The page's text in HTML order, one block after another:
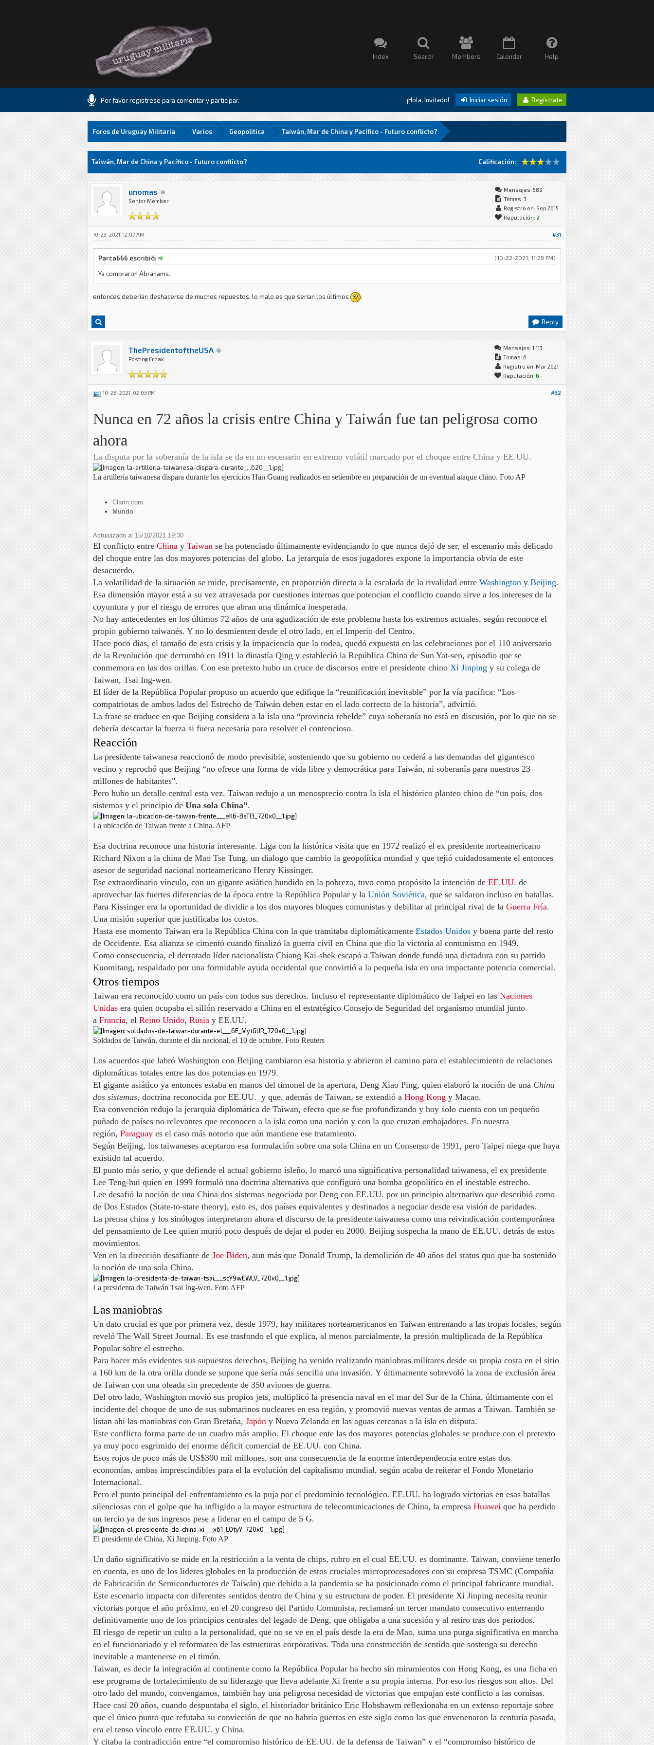
Index Search Members Calendar Help
Por favor registrese para comentar y participar. ¡Hola, Invitado! Iniciar sesión Regístrate
Foros de Uruguay Militaria Varios Geopolitica Taiwán, Mar de China y Pacífico - Futuro conflicto?
Calificación:
1 voto(s) - 3 Media
1
2
3
4
5 Taiwán, Mar de China y Pacífico - Futuro conflicto?
unomas
Senior Member
Mensajes: 589
Temas: 3
Registro en: Sep 2015
Reputación: 2
#31
10-23-2021, 12:07 AM
(10-22-2021, 11:29 PM)
Parca666 escribió:
Ya compraron Abrahams.
entonces deberían deshacerse de muchos repuestos, lo malo es que serian los últimos .
Reply
ThePresidentoftheUSA
Posting Freak
Mensajes: 1,113
Temas: 6
Registro en: Mar 2021
Reputación: 6
#32
10-28-2021, 02:03 PM
Nunca en 72 años la crisis entre China y Taiwán fue tan peligrosa como
ahora
La disputa por la soberanía de la isla se da en un escenario en extremo volátil marcado por el choque entre China y EE.UU.
La artillería taiwanesa dispara durante los ejercicios Han Guang realizados en setiembre en preparación de un eventual ataque chino. Foto AP
Clarín.com
Mundo
Actualizado al 15/10/2021 19:30
El conflicto entre China y Taiwan se ha potenciado últimamente evidenciando lo que nunca dejó de ser, el escenario más delicado
del choque entre las dos mayores potencias del globo. La jerarquía de esos jugadores expone la importancia obvia de este
desacuerdo.
La volatilidad de la situación se mide, precisamente, en proporción directa a la escalada de la rivalidad entre Washington y Beijing.
Esa dimensión mayor está a su vez atravesada por cuestiones internas que potencian el conflicto cuando sirve a los intereses de la
coyuntura y por el riesgo de errores que abran una dinámica inesperada.
No hay antecedentes en los últimos 72 años de una agudización de este problema hasta los extremos actuales, según reconoce el
propio gobierno taiwanés. Y no lo desmienten desde el otro lado, en el Imperio del Centro.
Hace poco días, el tamaño de esta crisis y la impaciencia que la rodea, quedó expuesta en las celebraciones por el 110 aniversario
de la Revolución que derrumbó en 1911 la dinastía Qing y estableció la República China de Sun Yat-sen, episodio que se
conmemora en las dos orillas. Con ese pretexto hubo un cruce de discursos entre el presidente chino Xi Jinping y su colega de
Taiwan, Tsai Ing-wen.
El líder de la República Popular propuso un acuerdo que edifique la “reunificación inevitable” por la vía pacífica: “Los
compatriotas de ambos lados del Estrecho de Taiwán deben estar en el lado correcto de la historia”, advirtió.
La frase se traduce en que Beijing considera a la isla una “provincia rebelde” cuya soberanía no está en discusión, por lo que no se
debería descartar la fuerza si fuera necesaria para resolver el contencioso.
Reacción
La presidente taiwanesa reaccionó de modo previsible, sosteniendo que su gobierno no cederá a las demandas del gigantesco
vecino y reprochó que Beijing “no ofrece una forma de vida libre y democrática para Taiwán, ni soberanía para nuestros 23
millones de habitantes".
Pero hubo un detalle central esta vez. Taiwan redujo a un menosprecio contra la isla el histórico planteo chino de “un país, dos
sistemas y el principio de Una sola China”.
La ubicación de Taiwan frente a China. AFP
Esa doctrina reconoce una historia interesante. Liga con la histórica visita que en 1972 realizó el ex presidente norteamericano
Richard Nixon a la china de Mao Tse Tung, un dialogo que cambio la geopolítica mundial y que tejió cuidadosamente el entonces
asesor de seguridad nacional norteamericano Henry Kissinger.
Ese extraordinario vínculo, con un gigante asiático hundido en la pobreza, tuvo como propósito la intención de EE.UU. de
aprovechar las fuertes diferencias de la época entre la República Popular y la Unión Soviética, que se saldaron incluso en batallas.
Para Kissinger era la oportunidad de dividir a los dos mayores bloques comunistas y debilitar al principal rival de la Guerra Fría.
Una misión superior que justificaba los costos.
Hasta ese momento Taiwan era la República China con la que tramitaba diplomáticamente Estados Unidos y buena parte del resto
de Occidente. Esa alianza se cimentó cuando finalizó la guerra civil en China que dio la victoria al comunismo en 1949.
Como consecuencia, el derrotado líder nacionalista Chiang Kai-shek escapó a Taiwan donde fundó una dictadura con su partido
Kuomitang, respaldado por una formidable ayuda occidental que convirtió a la pequeña isla en una impactante potencia comercial.
Otros tiempos
Taiwan era reconocido como un país con todos sus derechos. Incluso el representante diplomático de Taipei en las Naciones
Unidas era quien ocupaba el sillón reservado a China en el estratégico Consejo de Seguridad del organismo mundial junto
a Francia, el Reino Unido, Rusia y EE.UU.
Soldados de Taiwán, durante el día nacional, el 10 de octubre. Foto Reuters
Los acuerdos que labró Washington con Beijing cambiaron esa historia y abrieron el camino para el establecimiento de relaciones
diplomáticas totales entre las dos potencias en 1979.
El gigante asiático ya entonces estaba en manos del timonel de la apertura, Deng Xiao Ping, quien elaboró la noción de una China
dos sistemas, doctrina reconocida por EE.UU. y que, además de Taiwan, se extendió a Hong Kong y Macao.
Esa convención redujo la jerarquía diplomática de Taiwan, efecto que se fue profundizando y hoy solo cuenta con un pequeño
puñado de países no relevantes que reconocen a la isla como una nación y con la que cruzan embajadores. En nuestra
región, Paraguay es el caso más notorio que aún mantiene ese tratamiento.
Según Beijing, los taiwaneses aceptaron esa formulación sobre una sola China en un Consenso de 1991, pero Taipei niega que haya
existido tal acuerdo.
El punto más serio, y que defiende el actual gobierno isleño, lo marcó una significativa personalidad taiwanesa, el ex presidente
Lee Teng-hui quien en 1999 formuló una doctrina alternativa que configuró una bomba geopolítica en el inestable estrecho.
Lee desafió la noción de una China dos sistemas negociada por Deng con EE.UU. por un principio alternativo que describió como
de Dos Estados (State-to-state theory), esto es, dos países equivalentes y destinados a negociar desde esa visión de paridades.
La prensa china y los sinólogos interpretaron ahora el discurso de la presidente taiwanesa como una reivindicación contemporánea
del pensamiento de Lee quien murió poco después de dejar el poder en 2000. Beijing sospecha la mano de EE.UU. detrás de estos
movimientos.
Ven en la dirección desafiante de Joe Biden, aun más que Donald Trump, la demolición de 40 años del status quo que ha sostenido
la noción de una sola China.
La presidenta de Taiwán Tsai Ing-wen. Foto AFP
Las maniobras
Un dato crucial es que por primera vez, desde 1979, hay militares norteamericanos en Taiwan entrenando a las tropas locales, según
reveló The Wall Street Journal. Es ese trasfondo el que explica, al menos parcialmente, la presión multiplicada de la República
Popular sobre el estrecho.
Para hacer más evidentes sus supuestos derechos, Beijing ha venido realizando maniobras militares desde su propia costa en el sitio
a 160 km de la otra orilla donde se supone que sería más sencilla una invasión. Y últimamente sobrevoló la zona de exclusión área
de Taiwan con una oleada sin precedente de 350 aviones de guerra.
Del otro lado, Washington movió sus propios jets, multiplicó la presencia naval en el mar del Sur de la China, últimamente con el
incidente del choque de uno de sus submarinos nucleares en esa región, y promovió nuevas ventas de armas a Taiwan. También se
listan ahí las maniobras con Gran Bretaña, Japón y Nueva Zelanda en las aguas cercanas a la isla en disputa.
Este conflicto forma parte de un cuadro más amplio. El choque ente las dos mayores potencias globales se produce con el pretexto
ya muy poco esgrimido del enorme déficit comercial de EE.UU. con China.
Esos rojos de poco más de US$300 mil millones, son una consecuencia de la enorme interdependencia entre estas dos
economías, ambas imprescindibles para el la evolución del capitalismo mundial, según acaba de reiterar el Fondo Monetario
Internacional.
Pero el punto principal del enfrentamiento es la puja por el predominio tecnológico. EE.UU. ha logrado victorias en esas batallas
silenciosas con el golpe que ha infligido a la mayor estructura de telecomunicaciones de China, la empresa Huawei que ha perdido
un tercio ya de sus ingresos pese a liderar en el campo de 5 G.
El presidente de China, Xi Jinping. Foto AP
Un daño significativo se mide en la restricción a la venta de chips, rubro en el cual EE.UU. es dominante. Taiwan, conviene tenerlo
en cuenta, es uno de los líderes globales en la producción de estos cruciales microprocesadores con su empresa TSMC (Compañía
de Fabricación de Semiconductores de Taiwán) que debido a la pandemia se ha posicionado como el principal fabricante mundial.
Este escenario impacta con diferentes sentidos dentro de China y su estructura de poder. El presidente Xi Jinping necesita reunir
victorias porque el año próximo, en el 20 congreso del Partido Comunista, reclamará un tercer mandato consecutivo enterrando
definitivamente uno de los principios centrales del legado de Deng, que obligaba a una sucesión y al retiro tras dos periodos.
El riesgo de repetir un culto a la personalidad, que no se ve en el país desde la era de Mao, suma una purga significativa en marcha
en el funcionariado y el reformateo de las estructuras corporativas. Toda una construcción de sentido que sostenga su derecho
inevitable a mantenerse en el timón.
Taiwan, es decir la integración al continente como la República Popular ha hecho sin miramientos con Hong Kong, es una ficha en
ese programa de fortalecimiento de su liderazgo que lleva adelante Xi frente a su propia interna. Por eso los riesgos son altos. Del
otro lado del mundo, convengamos, también hay una peligrosa necesidad de victorias que empujan este conflicto a las cornisas.
Hace casi 20 años, cuando despuntaba el siglo, el historiador británico Eric Hobsbawm reflexionaba en un extenso reportaje sobre
que el único punto que refutaba su convicción de que no habría guerras en este siglo como las que envenenaron la centuria pasada,
era el tenso vínculo entre EE.UU. y China.
Y citaba la contradicción entre “el compromiso histórico de EE.UU. de la defensa de Taiwan” y el “compromiso histórico de